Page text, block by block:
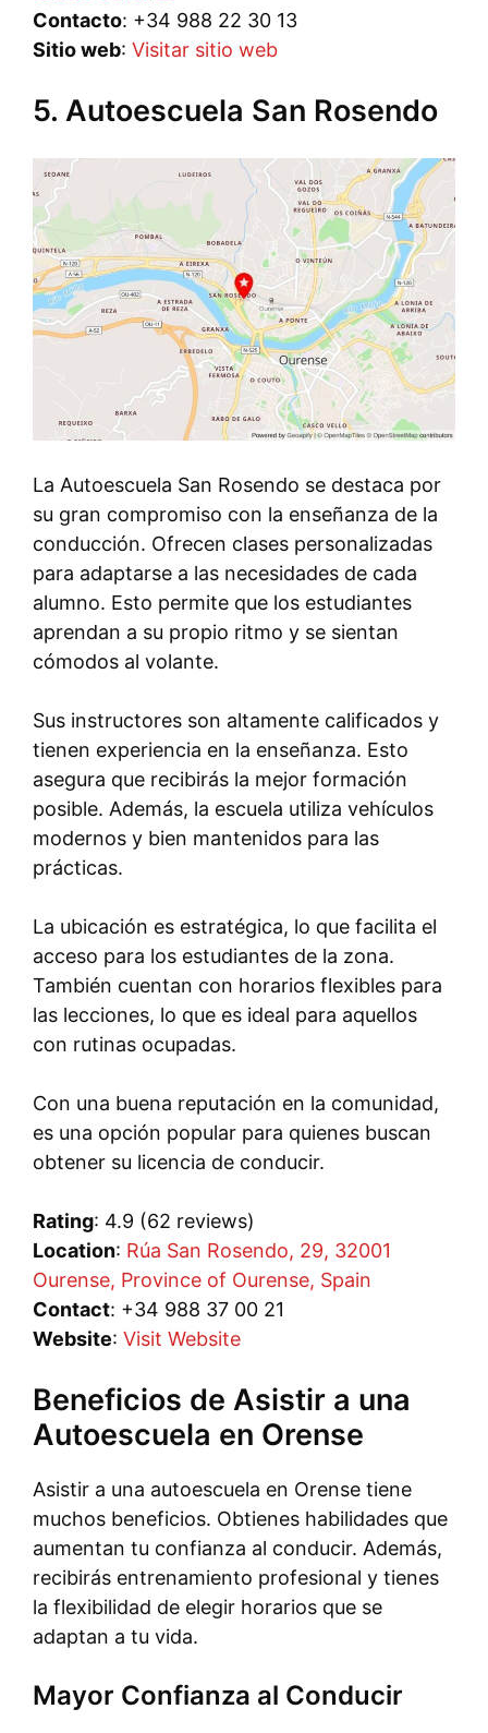
Contacto: +34 988 22 30 13
Sitio web: Visitar sitio web
5. Autoescuela San Rosendo
La Autoescuela San Rosendo se destaca por
su gran compromiso con la enseñanza de la
conducción. Ofrecen clases personalizadas
para adaptarse a las necesidades de cada
alumno. Esto permite que los estudiantes
aprendan a su propio ritmo y se sientan
cómodos al volante.
Sus instructores son altamente calificados y
tienen experiencia en la enseñanza. Esto
asegura que recibirás la mejor formación
posible. Además, la escuela utiliza vehículos
modernos y bien mantenidos para las
prácticas.
La ubicación es estratégica, lo que facilita el
acceso para los estudiantes de la zona.
También cuentan con horarios flexibles para
las lecciones, lo que es ideal para aquellos
con rutinas ocupadas.
Con una buena reputación en la comunidad,
es una opción popular para quienes buscan
obtener su licencia de conducir.
Rating: 4.9 (62 reviews)
Location: Rúa San Rosendo, 29, 32001
Ourense, Province of Ourense, Spain
Contact: +34 988 37 00 21
Website: Visit Website
Beneficios de Asistir a una
Autoescuela en Orense
Asistir a una autoescuela en Orense tiene
muchos beneficios. Obtienes habilidades que
aumentan tu confianza al conducir. Además,
recibirás entrenamiento profesional y tienes
la flexibilidad de elegir horarios que se
adaptan a tu vida.
Mayor Confianza al Conducir